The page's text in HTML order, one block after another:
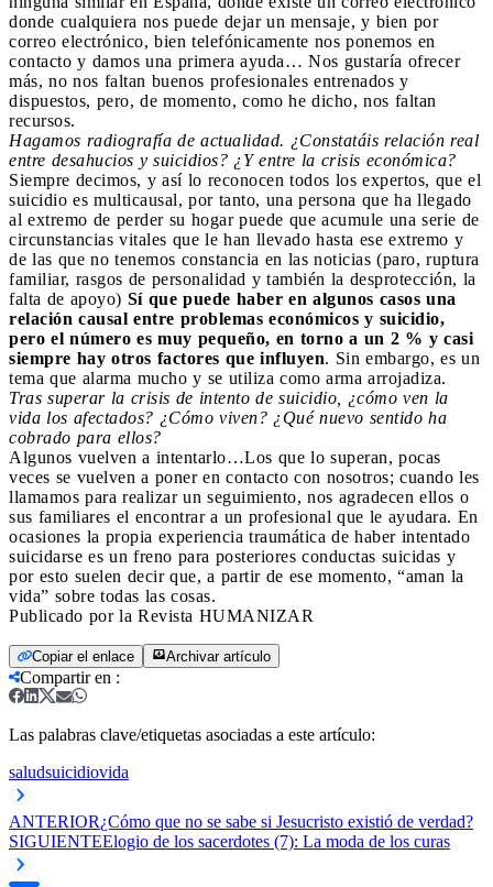
donde cualquiera nos puede dejar un mensaje, y bien por
correo electrónico, bien telefónicamente nos ponemos en
contacto y damos una primera ayuda… Nos gustaría ofrecer
más, no nos faltan buenos profesionales entrenados y
dispuestos, pero, de momento, como he dicho, nos faltan
recursos.
Hagamos radiografía de actualidad. ¿Constatáis relación real
entre desahucios y suicidios? ¿Y entre la crisis económica?
Siempre decimos, y así lo reconocen todos los expertos, que el
suicidio es multicausal, por tanto, una persona que ha llegado
al extremo de perder su hogar puede que acumule una serie de
circunstancias vitales que le han llevado hasta ese extremo y
de las que no tenemos constancia en las noticias (paro, ruptura
familiar, rasgos de personalidad y también la desprotección, la
falta de apoyo) Sí que puede haber en algunos casos una
relación causal entre problemas económicos y suicidio,
pero el número es muy pequeño, en torno a un 2 % y casi
siempre hay otros factores que influyen. Sin embargo, es un
tema que alarma mucho y se utiliza como arma arrojadiza.
Tras superar la crisis de intento de suicidio, ¿cómo ven la
vida los afectados? ¿Cómo viven? ¿Qué nuevo sentido ha
cobrado para ellos?
Algunos vuelven a intentarlo…Los que lo superan, pocas
veces se vuelven a poner en contacto con nosotros; cuando les
llamamos para realizar un seguimiento, nos agradecen ellos o
sus familiares el encontrar a un profesional que le ayudara. En
ocasiones la propia experiencia traumática de haber intentado
suicidarse es un freno para posteriores conductas suicidas y
por esto suelen decir que, a partir de ese momento, “aman la
vida” sobre todas las cosas.
Publicado por la Revista HUMANIZAR
Copiar el enlace Archivar artículo
Compartir en :
Las palabras clave/etiquetas asociadas a este artículo:
saludsuicidiovida
ANTERIOR¿Cómo que no se sabe si Jesucristo existió de verdad?
SIGUIENTEElogio de los sacerdotes (7): La moda de los curas